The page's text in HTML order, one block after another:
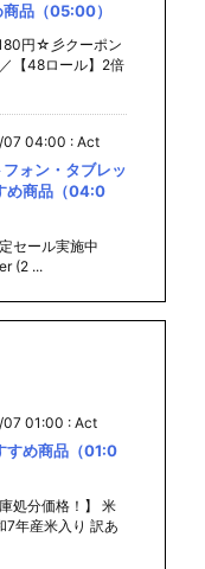
品（05:00）
円☆彡クーポン
【48ロール】2倍
07 04:00 : Act
フォン・タブレッ
め商品（04:0
定セール実施中
(2 ...
01:00 : Act
すめ商品（01:0
庫処分価格！】 米
7年産米入り 訳あ